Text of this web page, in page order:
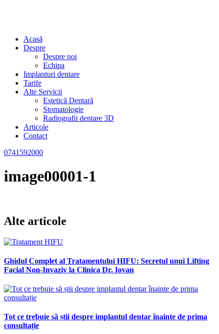
Acasă
Despre
Despre noi
Echipa
Implanturi dentare
Tarife
Alte Servicii
Estetică Dentară
Stomatologie
Radiografii dentare 3D
Articole
Contact
0741592000
image00001-1
Alte articole
Ghidul Complet al Tratamentului HIFU: Secretul unui Lifting
Facial Non-Invaziv la Clinica Dr. Iovan
Tot ce trebuie să știi despre implantul dentar înainte de prima
consultație